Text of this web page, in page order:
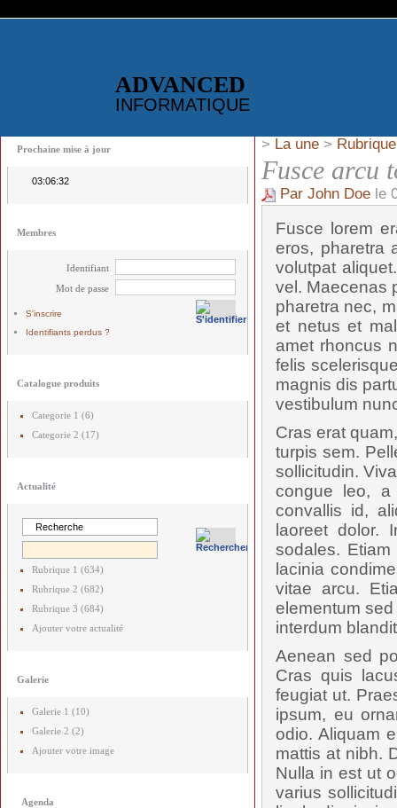
ADVANCED
INFORMATIQUE
Prochaine mise à jour
03:06:32
Membres
Identifiant
Mot de passe
S'inscrire
Identifiants perdus ?
Catalogue produits
Categorie 1 (6)
Categorie 2 (17)
Actualité
Rubrique 1 (634)
Rubrique 2 (682)
Rubrique 3 (684)
Ajouter votre actualité
Galerie
Galerie 1 (10)
Galerie 2 (2)
Ajouter votre image
Agenda
> La une >
Fusce arcu
Par John Doe le
Fusce lorem
eros, pharetra
volutpat
vel. Maecenas
pharetra nec,
et netus et
amet rhoncus
felis
magnis dis
vestibulum
Cras erat
turpis sem.
sollicitudin.
congue leo, a
convallis id,
laoreet dolor.
sodales.
lacinia
vitae arcu.
elementum
interdum
Aenean sed
Cras quis
feugiat ut.
ipsum, eu
odio. Aliquam
mattis at nibh.
Nulla in est ut
varius